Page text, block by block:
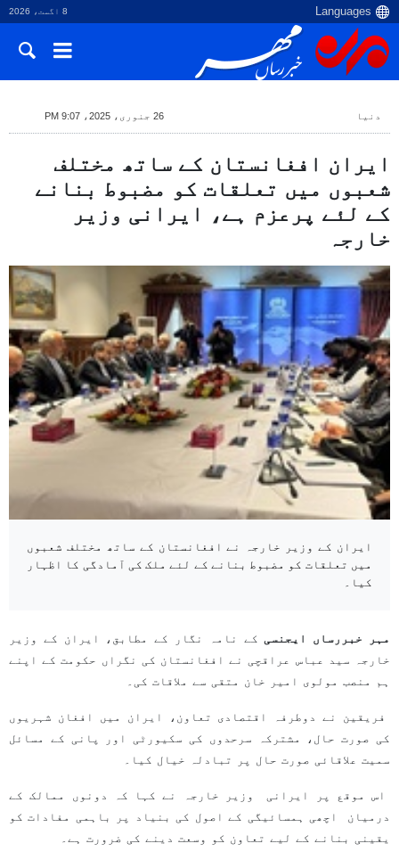
8 اگست، 2026
دنیا 26 جنوری، 2025، 9:07 PM
ایران افغانستان کے ساتھ مختلف
شعبوں میں تعلقات کو مضبوط بنانے
کے لئے پرعزم ہے، ایرانی وزیر
خارجہ
ایران کے وزیر خارجہ نے افغانستان کے ساتھ مختلف شعبوں
میں تعلقات کو مضبوط بنانے کے لئے ملک کی آمادگی کا اظہار
کیا۔
مہر خبررساں ایجنسیکے نامہ نگار کے مطابق، ایران کے وزیر
خارجہ سید عباس عراقچی نے افغانستان کی نگراں حکومت کے اپنے
ہم منصب مولوی امیر خان متقی سے ملاقات کی۔
فریقین نے دوطرفہ اقتصادی تعاون، ایران میں افغان شہریوں
کی صورت حال، مشترکہ سرحدوں کی سکیورٹی اور پانی کے مسائل
سمیت علاقائی صورت حال پر تبادلہ خیال کیا۔
اس موقع پر ایرانی وزیر خارجہ نے کہا کہ دونوں ممالک کے
درمیان اچھی ہمسائیگی کے اصول کی بنیاد پر باہمی مفادات کو
یقینی بنانے کے لیے تعاون کو وسعت دینے کی ضرورت ہے۔